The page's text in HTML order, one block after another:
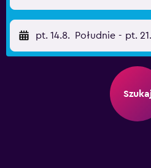
pt. 14.8. Południe - pt.